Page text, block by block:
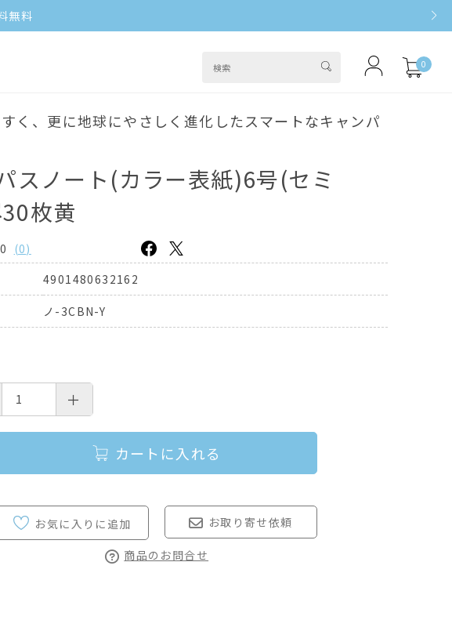
無料
0
く、更に地球にやさしく進化したスマートなキャンパ
スノート(カラー表紙)6号(セミ
枚黄
(0)
4901480632162
ノ-3CBN-Y
＋
カートに入れる
お取り寄せ依頼
商品のお問合せ